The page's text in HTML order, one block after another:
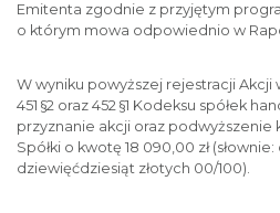
Emitenta zgodnie z przyjętym
o którym mowa odpowiednio w
W wyniku powyższej rejestracji Akcji
451 §2 oraz 452 §1 Kodeksu spółek
przyznanie akcji oraz podwyższenie
Spółki o kwotę 18 090,00 zł
dziewięćdziesiąt złotych 00/100).